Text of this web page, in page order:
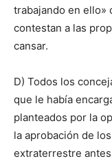
trabajando en ello»
contestan a las
cansar.
D) Todos los
que le había
planteados por la
la aprobación de
extraterrestre